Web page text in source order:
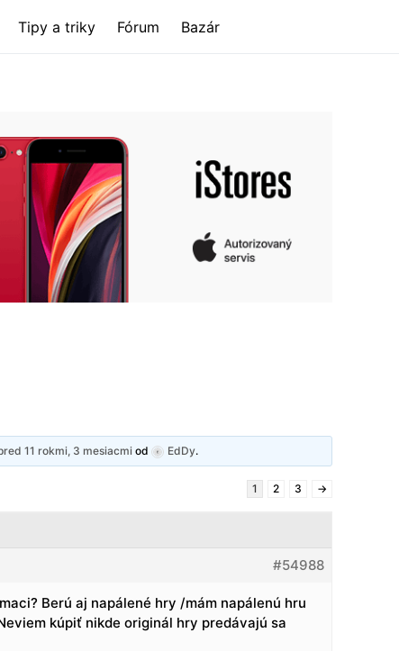
Tipy a triky Fórum Bazár
11 rokmi, 3 mesiacmiod EdDy.
1 2 3 →
#54988
Berú aj napálené hry /mám napálenú hru
kúpiť nikde originál hry predávajú sa